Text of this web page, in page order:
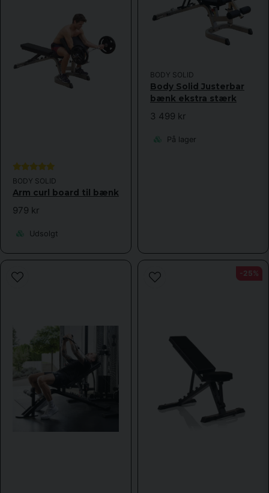
BODY SOLID
Arm curl board til bænk
979 kr
Udsolgt
BODY SOLID
Body Solid Justerbar
bænk ekstra stærk
3 499 kr
På lager
-25%